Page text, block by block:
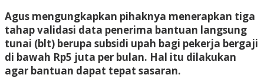
Agus mengungkapkan pihaknya menerapkan tiga
tahap validasi data penerima bantuan langsung
tunai (blt) berupa subsidi upah bagi pekerja bergaji
di bawah Rp5 juta per bulan. Hal itu dilakukan
agar bantuan dapat tepat sasaran.